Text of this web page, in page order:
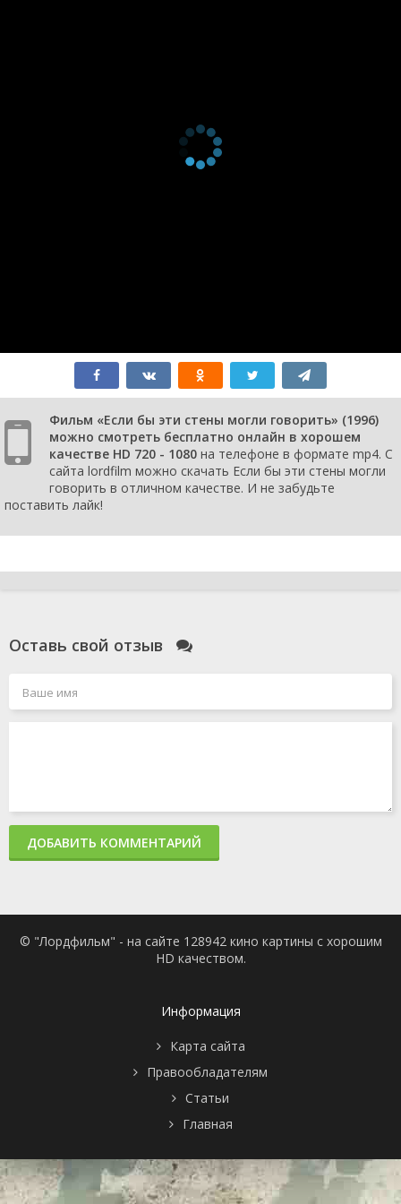
Фильм «Если бы эти стены могли говорить» (1996)
можно смотреть бесплатно онлайн в хорошем
качестве HD 720 - 1080 на телефоне в формате mp4. С
сайта lordfilm можно скачать Если бы эти стены могли
говорить в отличном качестве. И не забудьте
поставить лайк!
Оставь свой отзыв
ДОБАВИТЬ КОММЕНТАРИЙ
© "Лордфильм" - на сайте 128942 кино картины с хорошим
HD качеством.
Информация
Карта сайта
Правообладателям
Статьи
Главная